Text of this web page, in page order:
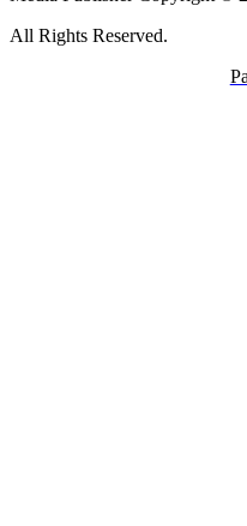
All Rights Reserved.